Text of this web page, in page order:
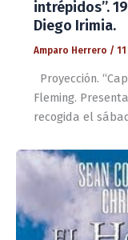
intrépidos”.
Diego Irimia.
Amparo Herrero /
Proyección.
Fleming.
recogida el